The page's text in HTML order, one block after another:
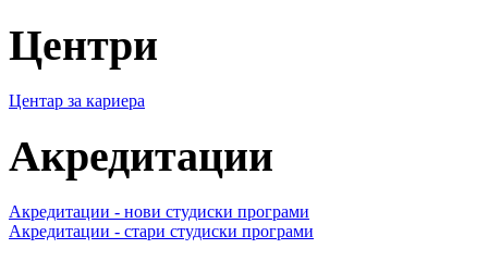
Центри
Центар за кариера
Акредитации
Акредитации - нови студиски програми
Акредитации - стари студиски програми